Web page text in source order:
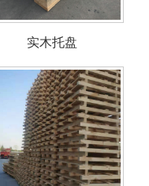
实木托盘